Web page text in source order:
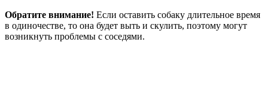
Обратите внимание! Если оставить собаку длительное время
в одиночестве, то она будет выть и скулить, поэтому могут
возникнуть проблемы с соседями.